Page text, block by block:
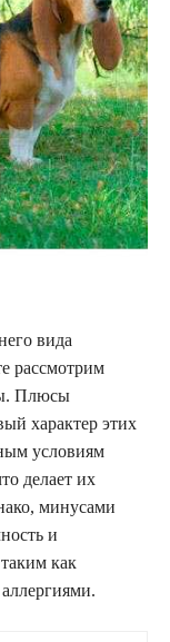
вида
рассмотрим
Плюсы
характер этих
условиям
делает их
минусами
и
как